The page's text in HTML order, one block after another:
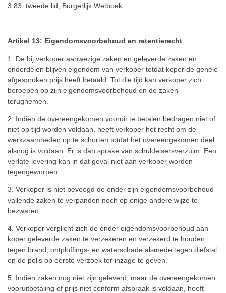
3:83, tweede lid, Burgerlijk Wetboek.
Artikel 13: Eigendomsvoorbehoud en retentierecht
1. De bij verkoper aanwezige zaken en geleverde zaken en
onderdelen blijven eigendom van verkoper totdat koper de gehele
afgesproken prijs heeft betaald. Tot die tijd kan verkoper zich
beroepen op zijn eigendomsvoorbehoud en de zaken
terugnemen.
2. Indien de overeengekomen vooruit te betalen bedragen niet of
niet op tijd worden voldaan, heeft verkoper het recht om de
werkzaamheden op te schorten totdat het overeengekomen deel
alsnog is voldaan. Er is dan sprake van schuldeisersverzuim. Een
verlate levering kan in dat geval niet aan verkoper worden
tegengeworpen.
3. Verkoper is niet bevoegd de onder zijn eigendomsvoorbehoud
vallende zaken te verpanden noch op enige andere wijze te
bezwaren.
4. Verkoper verplicht zich de onder eigendomsvoorbehoud aan
koper geleverde zaken te verzekeren en verzekerd te houden
tegen brand, ontploffings- en waterschade alsmede tegen diefstal
en de polis op eerste verzoek ter inzage te geven.
5. Indien zaken nog niet zijn geleverd, maar de overeengekomen
vooruitbetaling of prijs niet conform afspraak is voldaan, heeft